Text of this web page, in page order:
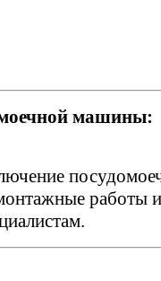
машины:
работы